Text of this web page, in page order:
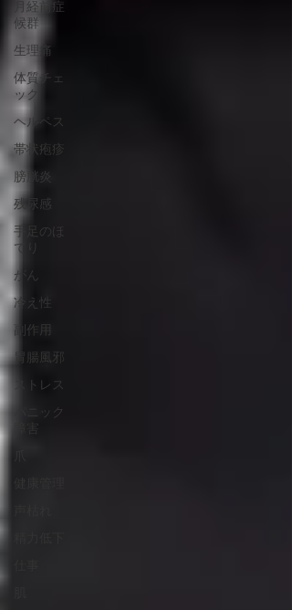
月経前症
候群
生理痛
体質チェ
ック
ヘルペス
帯状疱疹
膀胱炎
残尿感
手足のほ
てり
がん
冷え性
副作用
胃腸風邪
ストレス
パニック